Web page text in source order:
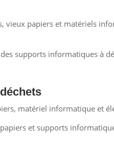
vieux papiers et matériels
supports informatiques à
matériel informatique et
et supports